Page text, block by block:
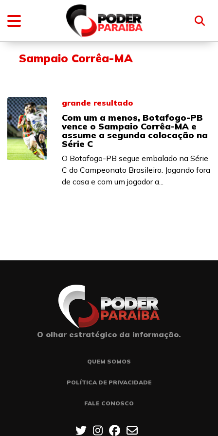
Sampaio Corrêa-MA
grande resultado
Com um a menos, Botafogo-PB
vence o Sampaio Corrêa-MA e
assume a segunda colocação na
Série C
O Botafogo-PB segue embalado na Série
C do Campeonato Brasileiro. Jogando fora
de casa e com um jogador a...
O olhar estratégico da informação.
QUEM SOMOS
POLÍTICA DE PRIVACIDADE
FALE CONOSCO